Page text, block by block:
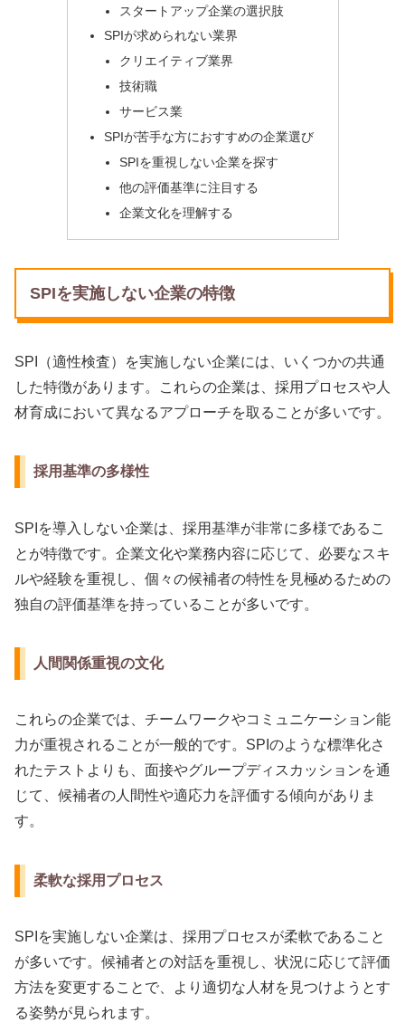
スタートアップ企業の選択肢
SPIが求められない業界
クリエイティブ業界
技術職
サービス業
SPIが苦手な方におすすめの企業選び
SPIを重視しない企業を探す
他の評価基準に注目する
企業文化を理解する
SPIを実施しない企業の特徴
SPI（適性検査）を実施しない企業には、いくつかの共通
した特徴があります。これらの企業は、採用プロセスや人
材育成において異なるアプローチを取ることが多いです。
採用基準の多様性
SPIを導入しない企業は、採用基準が非常に多様であるこ
とが特徴です。企業文化や業務内容に応じて、必要なスキ
ルや経験を重視し、個々の候補者の特性を見極めるための
独自の評価基準を持っていることが多いです。
人間関係重視の文化
これらの企業では、チームワークやコミュニケーション能
力が重視されることが一般的です。SPIのような標準化さ
れたテストよりも、面接やグループディスカッションを通
じて、候補者の人間性や適応力を評価する傾向がありま
す。
柔軟な採用プロセス
SPIを実施しない企業は、採用プロセスが柔軟であること
が多いです。候補者との対話を重視し、状況に応じて評価
方法を変更することで、より適切な人材を見つけようとす
る姿勢が見られます。